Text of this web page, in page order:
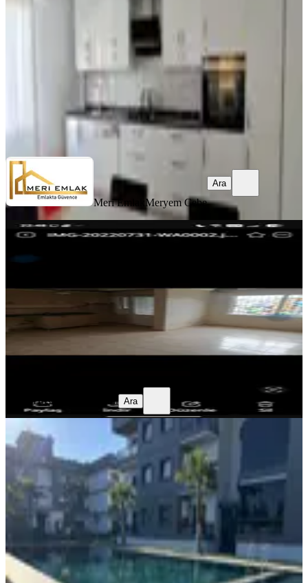
13.07.2026
50.000 ₺
Meryem Cebe
Meri Emlak Meryem Cebe
Ara
Sahibinden Kiralık Ev
2+1·60 m²·2. Kat·18.07.2026
23.000 ₺
Ferda HoşbilFerda Hoşbil
Ferda Hoşbil Ferda Hoşbil Ara
Qzen' Den Havuzlu Sitede Modern
1+1 Kiralık Daire
İzmir, Menderes
·55 m² 2. Kat 18.05.2026
28.500 ₺